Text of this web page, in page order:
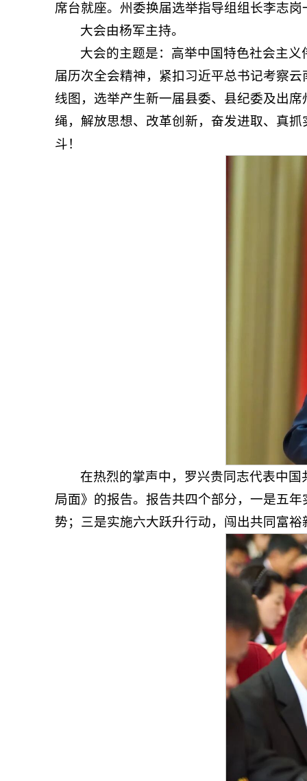
席台就座。州委换届选举指导组组长李志岗
大会由杨军主持。
大会的主题是：高举中国特色社会主
届历次全会精神，紧扣习近平总书记考察
线图，选举产生新一届县委、县纪委及出
绳，解放思想、改革创新，奋发进取、真
斗！
在热烈的掌声中，罗兴贵同志代表中
局面》的报告。报告共四个部分，一是五
势；三是实施六大跃升行动，闯出共同富